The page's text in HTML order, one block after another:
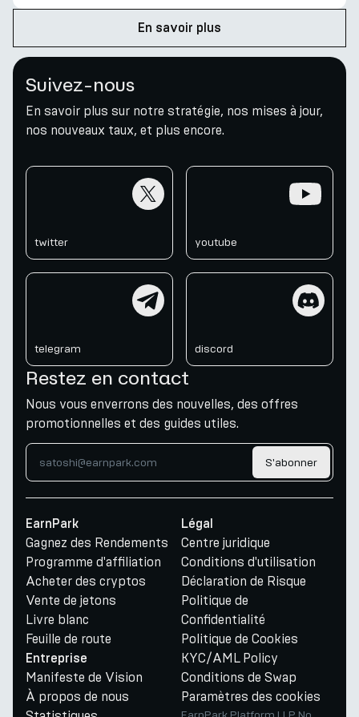
l'innovation. Entrez dans les Stratégies de Tendance
Algo, un phare dans ce marché tumultueux. Ces
stratégies représentent une avancée significative
dans l'investissement numérique, fusionnant
l'analyse algorithmique sophistiquée avec une
compréhension profonde du marché, essentielle pour
l'invest
En savoir plus
Suivez-nous
En savoir plus sur notre stratégie, nos mises à jour,
nos nouveaux taux, et plus encore.
twitter youtube
telegram discord
Restez en contact
Nous vous enverrons des nouvelles, des offres
promotionnelles et des guides utiles.
S'abonner
EarnPark
Gagnez des Rendements
Programme d'affiliation
Acheter des cryptos
Vente de jetons
Livre blanc
Feuille de route
Entreprise
Manifeste de Vision
À propos de nous
Légal
Centre juridique
Conditions d'utilisation
Déclaration de Risque
Politique de
Confidentialité
Politique de Cookies
KYC/AML Policy
Conditions de Swap
Paramètres des cookies